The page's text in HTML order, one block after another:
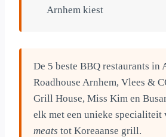
Arnhem kiest
De 5 beste BBQ restaurants in
Roadhouse Arnhem, Vlees &
Grill House, Miss Kim en
elk met een unieke specialiteit
meats tot Koreaanse grill.